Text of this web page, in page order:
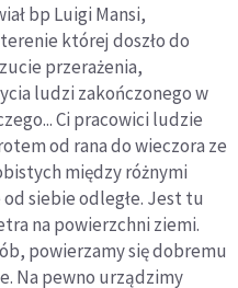
bp Luigi Mansi,
której doszło do
przerażenia,
ludzi zakończonego w
Ci pracowici ludzie
od rana do wieczora ze
między różnymi
siebie odległe. Jest tu
na powierzchni ziemi.
powierzamy się dobremu
Na pewno urządzimy